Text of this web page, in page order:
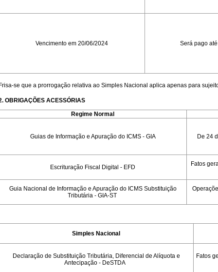
Vencimento em 20/06/2024 Será pago
se que a prorrogação relativa ao Simples Nacional aplica apenas para
OBRIGAÇÕES ACESSÓRIAS
Regime Normal
Guias de Informação e Apuração do ICMS - GIA De 24
Escrituração Fiscal Digital - EFD Fatos
Guia Nacional de Informação e Apuração do ICMS Substituição
Tributária - GIA-ST
Simples Nacional
Declaração de Substituição Tributária, Diferencial de Alíquota e
Antecipação - DeSTDA
Fatos